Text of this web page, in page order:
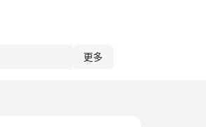
更多